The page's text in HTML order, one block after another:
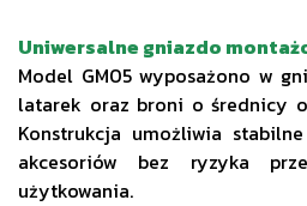
Uniwersalne gniazdo
Model GM05 wyposażono w
latarek oraz broni o średnicy
Konstrukcja umożliwia
akcesoriów bez ryzyka
użytkowania.